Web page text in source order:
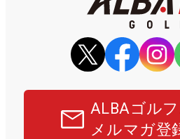
ALBAゴル
メルマガ登